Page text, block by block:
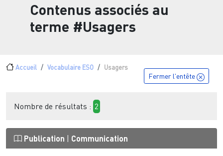
Contenus associés au
terme #Usagers
Fil d'Ariane
Accueil Vocabulaire ESO Usagers
Fermer l'entête
Nombre de résultats : 2
Publication Communication